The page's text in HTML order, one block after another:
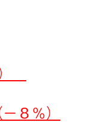
）
％）